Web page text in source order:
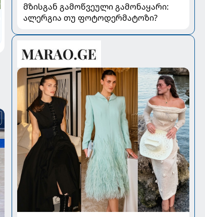
მზისგან გამოწვეული გამონაყარი:
ალერგია თუ ფოტოდერმატოზი?